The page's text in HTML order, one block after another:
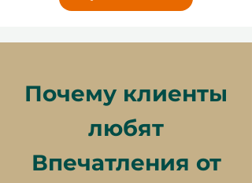
Почему клиенты
любят
Впечатления от